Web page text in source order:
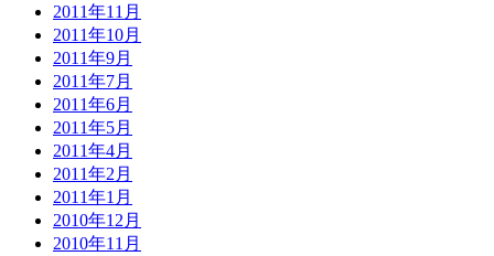
2011年11月
2011年10月
2011年9月
2011年7月
2011年6月
2011年5月
2011年4月
2011年2月
2011年1月
2010年12月
2010年11月